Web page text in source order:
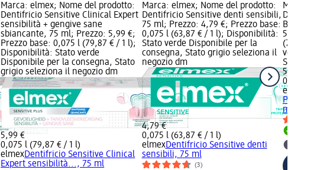
Marca: elmex; Nome del prodotto:
Dentifricio Sensitive Clinical Expert
sensibilità + gengive sane
sbiancante, 75 ml; Prezzo: 5,99 €;
Prezzo base: 0,075 l (79,87 € / 1 l);
Disponibilità: Stato verde
Disponibile per la consegna, Stato
grigio seleziona il negozio dm
5,99 €
0,075 l (79,87 € / 1 l)
elmexDentifricio Sensitive Clinical
Expert sensibilità..., 75 ml
Marca: elmex; Nome del prodotto:
Dentifricio Sensitive denti sensibili,
75 ml; Prezzo: 4,79 €; Prezzo base:
0,075 l (63,87 € / 1 l); Disponibilità:
Stato verde Disponibile per la
consegna, Stato grigio seleziona il
negozio dm
4,79 €
0,075 l (63,87 € / 1 l)
elmexDentifricio Sensitive denti
sensibili, 75 ml
(3)
Marca:
Dentifricio
BIANCO-
5,99 €;
(79,87 € /
verde
Stato
5,99 €
0,075 l
elmex
ml